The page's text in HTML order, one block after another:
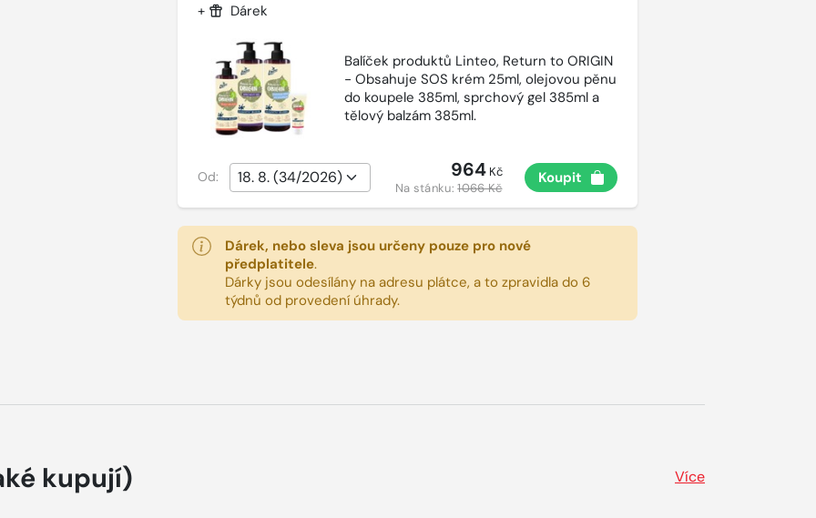
+ Dárek
Balíček produktů Linteo, Return to ORIGIN
- Obsahuje SOS krém 25ml, olejovou pěnu
do koupele 385ml, sprchový gel 385ml a
tělový balzám 385ml.
Od: 964Kč
Na stánku:1066 Kč
Koupit
Dárek, nebo sleva jsou určeny pouze pro nové
předplatitele.
Dárky jsou odesílány na adresu plátce, a to zpravidla do 6
týdnů od provedení úhrady.
kupují) Více